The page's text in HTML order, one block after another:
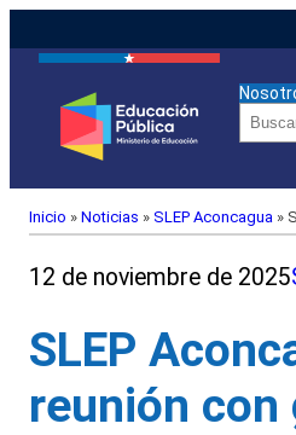
Buscar
Inicio » Noticias » SLEP Aconcagua »
12 de noviembre de 2025
SLEP
reunión